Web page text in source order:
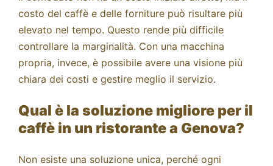
costo del caffè e delle forniture può risultare più
elevato nel tempo. Questo rende più difficile
controllare la marginalità. Con una macchina
propria, invece, è possibile avere una visione più
chiara dei costi e gestire meglio il servizio.
Qual è la soluzione migliore per il
caffè in un ristorante a Genova?
Non esiste una soluzione unica, perché ogni